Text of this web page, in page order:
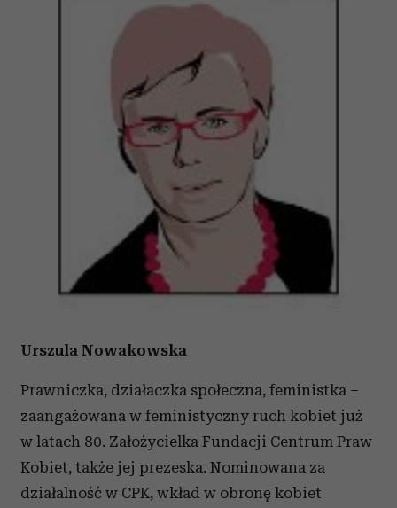
Urszula Nowakowska
Prawniczka, działaczka społeczna, feministka –
zaangażowana w feministyczny ruch kobiet już
w latach 80. Założycielka Fundacji Centrum Praw
Kobiet, także jej prezeska. Nominowana za
działalność w CPK, wkład w obronę kobiet